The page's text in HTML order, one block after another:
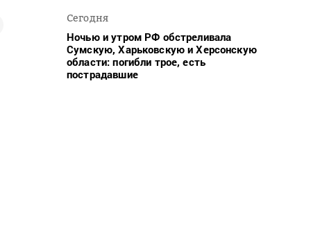
Сегодня
Ночью и утром РФ обстреливала
Сумскую, Харьковскую и Херсонскую
области: погибли трое, есть
пострадавшие